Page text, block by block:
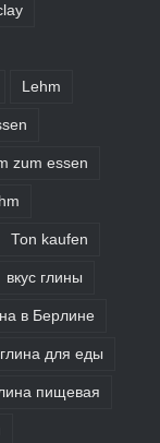
Lehm
zum essen
Ton kaufen
вкус глины
в Берлине
глина для еды
пищевая